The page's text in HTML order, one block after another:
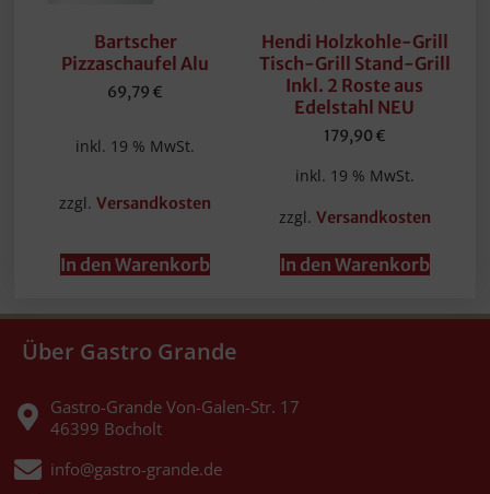
Bartscher
Pizzaschaufel Alu
69,79 €
inkl. 19 % MwSt.
zzgl.Versandkosten
In den Warenkorb
Hendi Holzkohle-Grill
Tisch-Grill Stand-Grill
Inkl. 2 Roste aus
Edelstahl NEU
179,90 €
inkl. 19 % MwSt.
zzgl. Versandkosten
In den Warenkorb
Über Gastro Grande
Gastro-Grande Von-Galen-Str. 17
46399 Bocholt
info@gastro-grande.de